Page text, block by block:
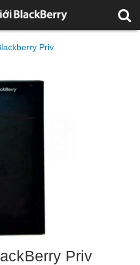
Priv
Priv